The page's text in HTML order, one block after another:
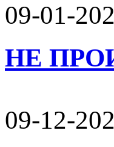
09-01-
НЕ
09-12-